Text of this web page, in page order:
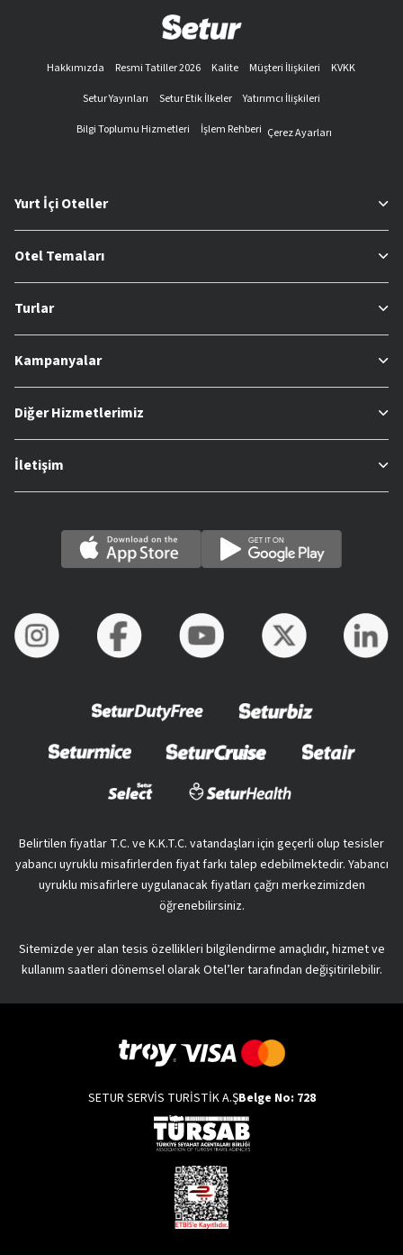
Hakkımızda Resmi Tatiller 2026 Kalite Müşteri İlişkileri
KVKK
Setur Yayınları
Setur Etik İlkeler
Yatırımcı İlişkileri
Bilgi Toplumu Hizmetleri
İşlem Rehberi Çerez Ayarları
Yurt İçi Oteller
Otel Temaları
Turlar
Kampanyalar
Diğer Hizmetlerimiz
İletişim
Belirtilen fiyatlar T.C. ve K.K.T.C. vatandaşları için geçerli olup tesisler
yabancı uyruklu misafirlerden fiyat farkı talep edebilmektedir. Yabancı
uyruklu misafirlere uygulanacak fiyatları çağrı merkezimizden
öğrenebilirsiniz.
Sitemizde yer alan tesis özellikleri bilgilendirme amaçlıdır, hizmet ve
kullanım saatleri dönemsel olarak Otel’ler tarafından değişitirilebilir.
SETUR SERVİS TURİSTİK A.ŞBelge No: 728